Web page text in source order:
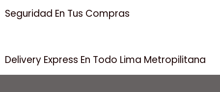
Seguridad En Tus Compras
Delivery Express En Todo Lima Metropilitana